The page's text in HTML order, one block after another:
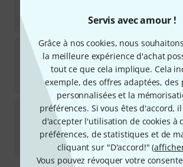
Servis avec amour !
Grâce à nos cookies, nous
la meilleure expérience d'achat
tout ce que cela implique. Cela
exemple, des offres adaptées, des
personnalisées et la
préférences. Si vous êtes d'accord,
d'accepter l'utilisation de cookies à
préférences, de statistiques et de
cliquant sur "D'accord!" (
Vous pouvez révoquer votre
€
Surfy Industries SurfyBag Nylon
5
Disponible immédiatement
28 €
Surfy IndustriesSurfybear
Disponible immédiatement
235 €